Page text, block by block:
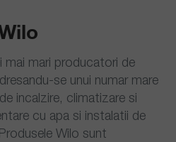
mai mari producatori de
se unui numar mare
incalzire, climatizare si
cu apa si instalatii de
Wilo sunt